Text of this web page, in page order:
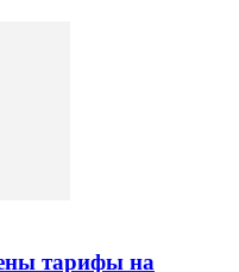
тарифы на